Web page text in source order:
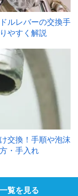
ルレバーの交換手
やすく解説
交換！手順や泡沫
・手入れ
覧を見る